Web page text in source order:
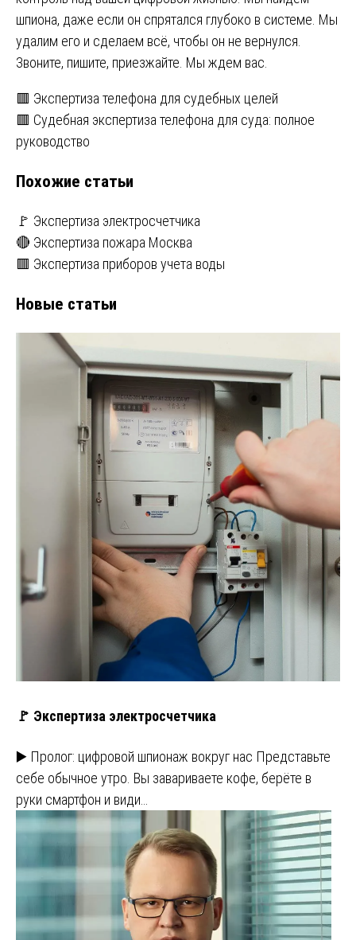
шпиона, даже если он спрятался глубоко в системе. Мы
удалим его и сделаем всё, чтобы он не вернулся.
Звоните, пишите, приезжайте. Мы ждем вас.
Навигация
по
🟥 Экспертиза телефона для судебных целей
🟥 Судебная экспертиза телефона для суда: полное
руководство
Похожие статьи
🚩 Экспертиза электросчетчика
🔴 Экспертиза пожара Москва
🟥 Экспертиза приборов учета воды
Новые статьи
🚩 Экспертиза электросчетчика
▶️ Пролог: цифровой шпионаж вокруг нас Представьте
себе обычное утро. Вы завариваете кофе, берёте в
руки смартфон и види…